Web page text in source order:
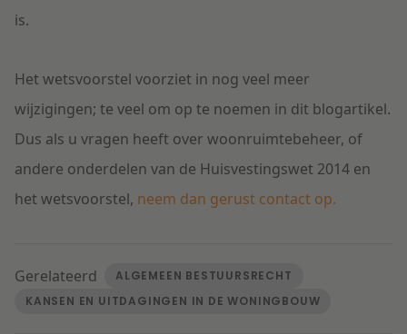
is.
Het wetsvoorstel voorziet in nog veel meer
wijzigingen; te veel om op te noemen in dit blogartikel.
Dus als u vragen heeft over woonruimtebeheer, of
andere onderdelen van de Huisvestingswet 2014 en
het wetsvoorstel, neem dan gerust contact op.
Gerelateerd
ALGEMEEN BESTUURSRECHT
KANSEN EN UITDAGINGEN IN DE WONINGBOUW